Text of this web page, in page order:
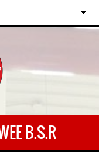
B.S.R